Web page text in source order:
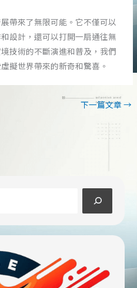
帶來了無限可能。它不僅可以
設計，還可以打開一扇通往無
技術的不斷演進和普及，我們
擬世界帶來的新奇和驚喜。
下一篇文章 →